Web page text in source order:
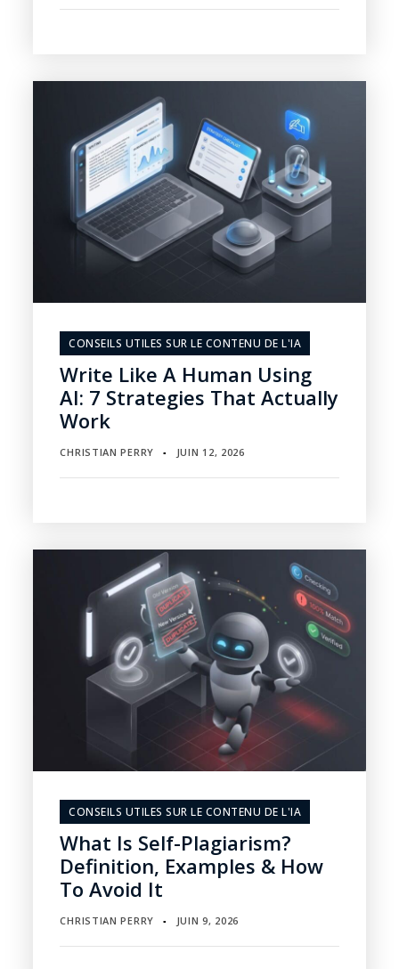
CONSEILS UTILES SUR LE CONTENU DE L'IA
Write Like A Human Using
AI: 7 Strategies That Actually
Work
CHRISTIAN PERRY ▪ JUIN 12, 2026
CONSEILS UTILES SUR LE CONTENU DE L'IA
What Is Self-Plagiarism?
Definition, Examples & How
To Avoid It
CHRISTIAN PERRY ▪ JUIN 9, 2026